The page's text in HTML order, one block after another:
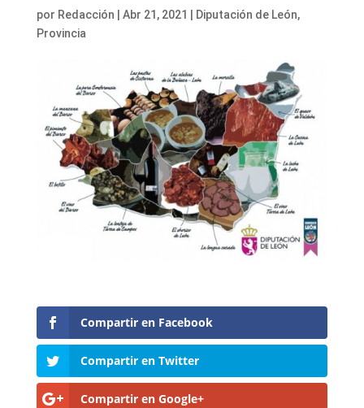
por Redacción Abr 21, 2021 Diputación de León,
Provincia
Compartir en Facebook
Compartir en Twitter
Compartir en Google+